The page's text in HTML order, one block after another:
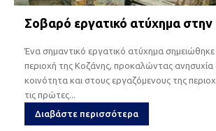
Σοβαρό εργατικό ατύχημα στην
Ένα σημαντικό εργατικό ατύχημα
περιοχή της Κοζάνης, προκαλώντας ανησυχία
κοινότητα και στους εργαζόμενους της
τις πρώτες...
Διαβάστε περισσότερα